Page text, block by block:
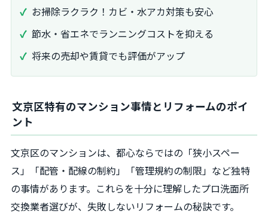
お掃除ラクラク！カビ・水アカ対策も安心
節水・省エネでランニングコストを抑える
将来の売却や賃貸でも評価がアップ
文京区特有のマンション事情とリフォームのポイ
ント
文京区のマンションは、都心ならではの「狭小スペー
ス」「配管・配線の制約」「管理規約の制限」など独特
の事情があります。これらを十分に理解したプロ洗面所
交換業者選びが、失敗しないリフォームの秘訣です。